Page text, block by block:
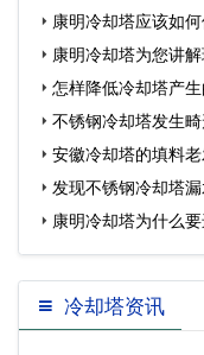
塔 康明冷却塔应该如
您(潮
康明冷却塔为您讲
知 怎样降低冷却塔产
不锈钢冷却塔发生
特 安徽冷却塔的填料
发现不锈钢冷却塔
水位康明冷却塔为什么
冷却塔资讯